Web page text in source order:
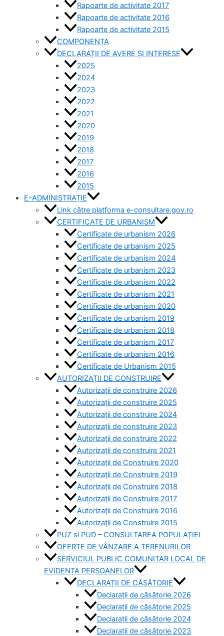
Rapoarte de activitate 2017
Rapoarte de activitate 2016
Rapoarte de activitate 2015
COMPONENȚA
DECLARAȚII DE AVERE ȘI INTERESE
2025
2024
2023
2022
2021
2020
2019
2018
2017
2016
2015
E-ADMINISTRAȚIE
Link către platforma e-consultare.gov.ro
CERTIFICATE DE URBANISM
Certificate de urbanism 2026
Certificate de urbanism 2025
Certificate de urbanism 2024
Certificate de urbanism 2023
Certificate de urbanism 2022
Certificate de urbanism 2021
Certificate de urbanism 2020
Certificate de urbanism 2019
Certificate de urbanism 2018
Certificate de urbanism 2017
Certificate de urbanism 2016
Certificate de Urbanism 2015
AUTORIZAȚII DE CONSTRUIRE
Autorizații de construire 2026
Autorizații de construire 2025
Autorizații de construire 2024
Autorizații de construire 2023
Autorizații de construire 2022
Autorizații de construire 2021
Autorizații de Construire 2020
Autorizații de Construire 2019
Autorizaţii de Construire 2018
Autorizaţii de Construire 2017
Autorizaţii de Construire 2016
Autorizaţii de Construire 2015
PUZ si PUD – CONSULTAREA POPULAȚIEI
OFERTE DE VÂNZARE A TERENURILOR
SERVICIUL PUBLIC COMUNITAR LOCAL DE
EVIDENȚA PERSOANELOR
DECLARAȚII DE CĂSĂTORIE
Declarații de căsătorie 2026
Declarații de căsătorie 2025
Declarații de căsătorie 2024
Declarații de căsătorie 2023